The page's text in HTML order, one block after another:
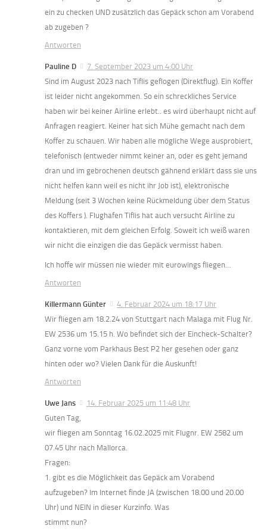
ein zu checken UND zusätzlich das Gepäck schon am Vorabend
ab zugeben ?
Antworten
Pauline D
7. September 2023 um 4:00 Uhr
Sind im August 2023 nach Tiflis geflogen (Direktflug). Ein Koffer
ist leider nicht angekommen. So ein schreckliches Service
haben wir bei keiner Airline erlebt.. es wird überhaupt nicht auf
Anfragen reagiert. Keiner hat sich Mühe gemacht nach dem
Koffer zu schauen. Wir haben alle mögliche Wege ausprobiert,
telefonisch (entweder nimmt keiner an, oder es geht jemand
dran und im gebrochenen deutsch gähnend erklärt dass sie uns
nicht helfen kann weil es nicht ihr Job ist), elektronische
Meldung (seit 3 Wochen keine Rückmeldung über dem Status
des Koffers ). Flughafen Tiflis hat auch versucht Airline zu
kontaktieren, mit dem gleichen Erfolg. Soweit ich weiß waren
wir nicht die einzigen die das Gepäck vermisst haben.
Ich hoffe wir müssen nie wieder mit eurowings fliegen…
Antworten
Killermann Günter
4. Februar 2024 um 18:17 Uhr
Wir fliegen am 18.2.24 von Stuttgart nach Malaga mit Flug Nr.
EW 2536 um 15.15 h. Wo befindet sich der Eincheck-Schalter?
Ganz vorne vom Parkhaus Best P2 her gesehen oder ganz
hinten oder wo? Vielen Dank für die Auskunft!
Antworten
Uwe Jans
14. Februar 2025 um 11:48 Uhr
Guten Tag,
wir fliegen am Sonntag 16.02.2025 mit Flugnr. EW 2582 um
07.45 Uhr nach Mallorca.
Fragen:
1. gibt es die Möglichkeit das Gepäck am Vorabend
aufzugeben? Im Internet finde JA (zwischen 18.00 und 20.00
Uhr) und NEIN in dieser Kurzinfo. Was
stimmt nun?